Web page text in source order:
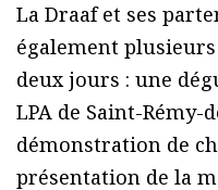
La Draaf et ses
également
deux jours : une
LPA de Saint-Rémy-
démonstration de
présentation de la